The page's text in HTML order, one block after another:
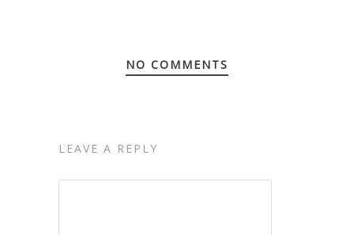
NO COMMENTS
LEAVE A REPLY